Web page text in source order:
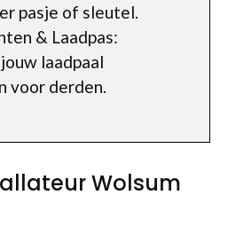
pasje of sleutel.
& Laadpas:
laadpaal
voor derden.
Wolsum